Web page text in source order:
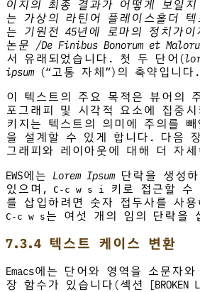
이지의 최종 결과가 어떻게 보일
는 가상의 라틴어 플레이스홀더
는 기원전 45년에 로마의 정치가
논문 /De Finibus Bonorum et
서 유래되었습니다. 첫 두 단어(
ipsum (“고통 자체”)의 축약입니다.
이 텍스트의 주요 목적은 뷰어의
포그래피 및 시각적 요소에 집중
키지는 텍스트의 의미에 주의를
을 설계할 수 있게 합니다. 다음
그래피와 레이아웃에 대해 더 자
EWS에는 Lorem Ipsum 단락을 생성
있으며,
C-c w s i
키로 접근할 수
를 삽입하려면 숫자 접두사를 사
C-c w s 는 여섯 개의 임의 단락을
7.3.4 텍스트 케이스 변환
Emacs에는 단어와 영역을 소문자
장 함수가 있습니다(섹션 [BROKEN